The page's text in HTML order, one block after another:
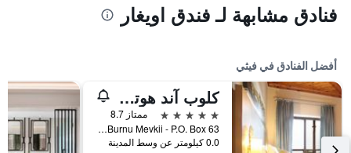
فنادق مشابهة لـ فندق اويغار
أفضل الفنادق في فيثي
كلوب آند هوتل ليتونيا
5 نجوم
ممتاز 8.7
Pacariz Burnu Mevkii - P.O. Box 63, فيثي, تركيا
0.0 كيلومتر عن وسط المدينة